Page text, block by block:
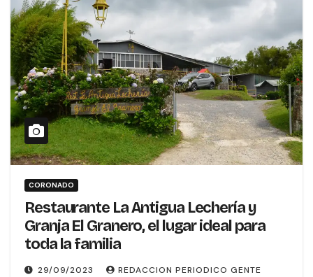
CORONADO
Restaurante La Antigua Lechería y
Granja El Granero, el lugar ideal para
toda la familia
29/09/2023 REDACCION PERIODICO GENTE